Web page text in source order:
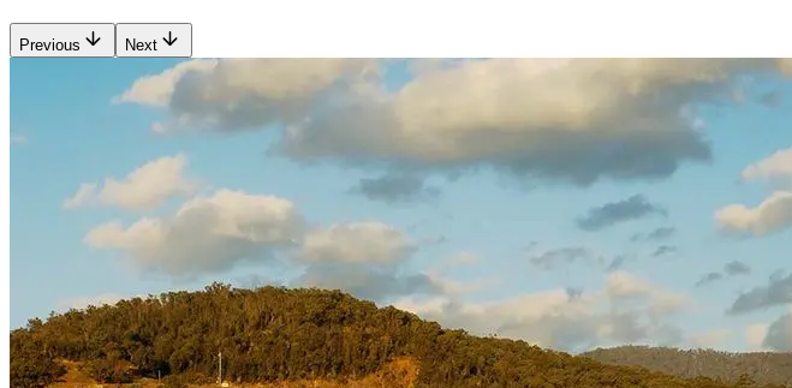
Previous Next